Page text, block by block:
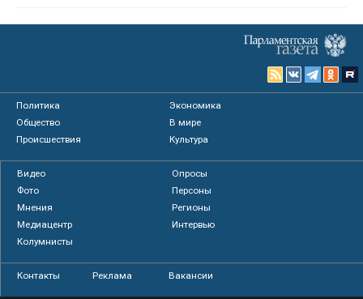
Политика
Экономика
Общество
В мире
Происшествия
Культура
Видео
Опросы
Фото
Персоны
Мнения
Регионы
Медиацентр
Интервью
Колумнисты
Контакты Реклама Вакансии